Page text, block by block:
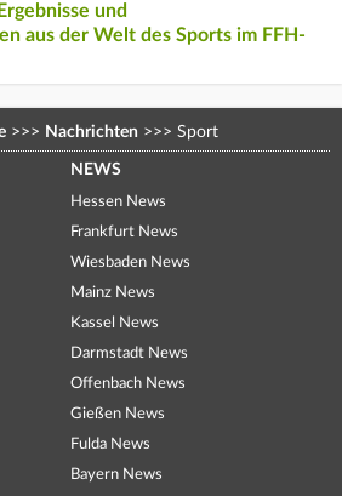
und
aus der Welt des Sports im FFH-
>>> Nachrichten >>> Sport
NEWS
Hessen News
Frankfurt News
Wiesbaden News
Mainz News
Kassel News
Darmstadt News
Offenbach News
Gießen News
Fulda News
Bayern News